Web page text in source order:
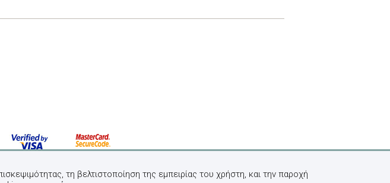
τη βελτιστοποίηση της εμπειρίας του χρήστη, και την παροχή